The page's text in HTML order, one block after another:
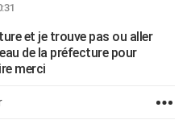
et je trouve pas ou aller
de la préfecture pour
merci